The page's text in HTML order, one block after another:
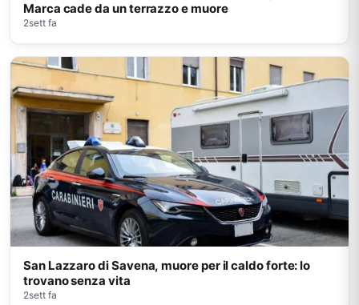
Marca cade da un terrazzo e muore
2sett fa
San Lazzaro di Savena, muore per il caldo forte: lo
trovano senza vita
2sett fa